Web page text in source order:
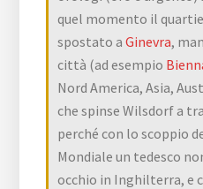
quel momento il
spostato aGinevra,
città (ad esempio
Nord America, Asia,
che spinse Wilsdorf a
perché con lo scoppio
Mondiale un tedesco
occhio in Inghilterra, e